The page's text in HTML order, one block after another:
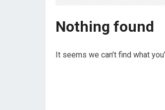
Nothing found
It seems we can’t find what